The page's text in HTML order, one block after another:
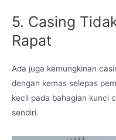
5. Casing
Rapat
Ada juga kemungkinan
dengan kemas selepas
kecil pada bahagian kunci
sendiri.